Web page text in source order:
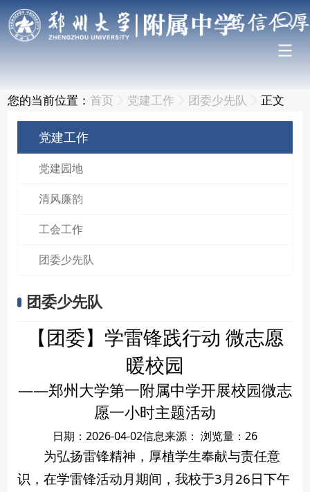
您的当前位置：首页 党建工作 团委少先队 正文
党建工作
党建园地
清风廉韵
工会工作
团委少先队
团委少先队
【团委】学雷锋践行动 微志愿
暖校园
——郑州大学第一附属中学开展校园微志
愿一小时主题活动
日期：2026-04-02信息来源： 浏览量： 26
为弘扬雷锋精神，厚植学生奉献与责任意
识，在学雷锋活动月期间，我校于3月26日下午